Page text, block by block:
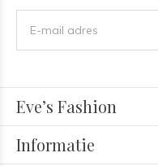
Eve’s Fashion
Informatie